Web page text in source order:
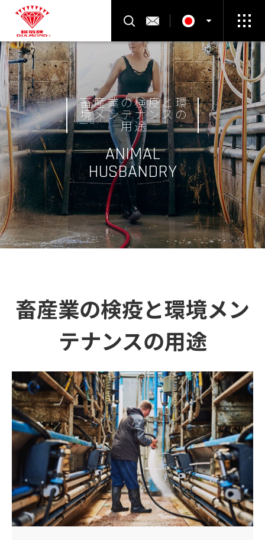
畜産業の検疫と環
境メンテナンスの
用途
ANIMAL
HUSBANDRY
畜産業の検疫と環境メン
テナンスの用途
お問い合わせ
Select Language▼